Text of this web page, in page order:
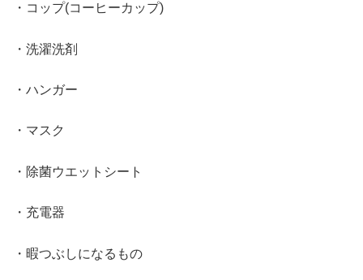
・コップ(コーヒーカップ)
・洗濯洗剤
・ハンガー
・マスク
・除菌ウエットシート
・充電器
・暇つぶしになるもの